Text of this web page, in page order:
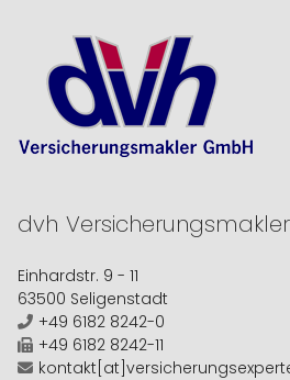
dvh
Einhardstr. 9 - 11
63500 Seligenstadt
+49 6182 8242-0
+49 6182 8242-11